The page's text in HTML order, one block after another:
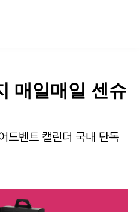
매일매일 센슈
드벤트 캘린더 국내 단독